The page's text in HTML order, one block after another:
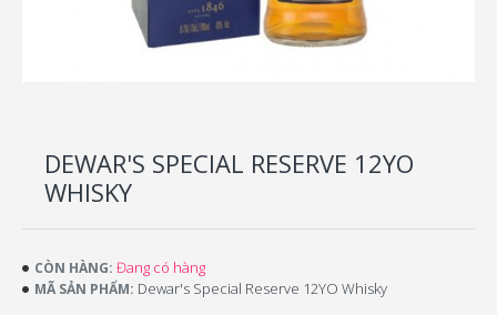
DEWAR'S SPECIAL RESERVE 12YO
WHISKY
CÒN HÀNG: Đang có hàng
MÃ SẢN PHẨM: Dewar's Special Reserve 12YO Whisky